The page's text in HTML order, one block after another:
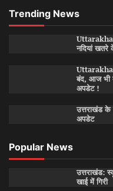
Trending News
नदियां
बंद, आज भी
अपडेट !
उत्तराखंड के
अपडेट
Popular News
उत्तराखंड:
खाई में गिरी